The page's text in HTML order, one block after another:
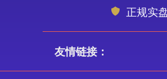
正规实
友情链接：